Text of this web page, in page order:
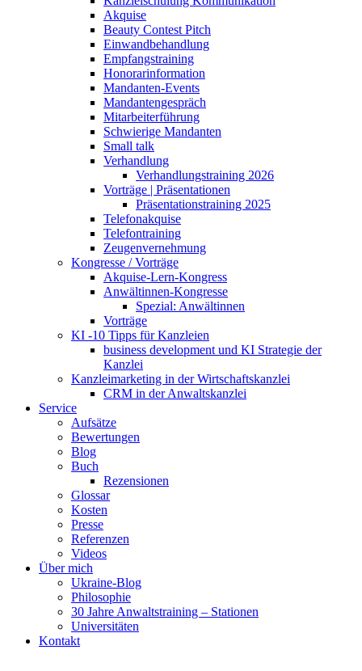
Akquise
Beauty Contest Pitch
Einwandbehandlung
Empfangstraining
Honorarinformation
Mandanten-Events
Mandantengespräch
Mitarbeiterführung
Schwierige Mandanten
Small talk
Verhandlung
Verhandlungstraining 2026
Vorträge | Präsentationen
Präsentationstraining 2025
Telefonakquise
Telefontraining
Zeugenvernehmung
Kongresse / Vorträge
Akquise-Lern-Kongress
Anwältinnen-Kongresse
Spezial: Anwältinnen
Vorträge
KI -10 Tipps für Kanzleien
business development und KI Strategie der
Kanzlei
Kanzleimarketing in der Wirtschaftskanzlei
CRM in der Anwaltskanzlei
Service
Aufsätze
Bewertungen
Blog
Buch
Rezensionen
Glossar
Kosten
Presse
Referenzen
Videos
Über mich
Ukraine-Blog
Philosophie
30 Jahre Anwaltstraining – Stationen
Universitäten
Kontakt